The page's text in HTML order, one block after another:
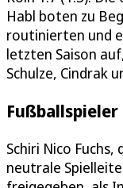
Habl boten zu
routinierten und
letzten Saison
Schulze, Cindrak
Schiri Nico
neutrale